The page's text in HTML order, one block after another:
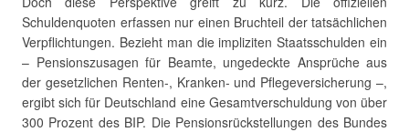
Schuldenquoten erfassen nur einen Bruchteil der tatsächlichen
Verpflichtungen. Bezieht man die impliziten Staatsschulden ein
– Pensionszusagen für Beamte, ungedeckte Ansprüche aus
der gesetzlichen Renten-, Kranken- und Pflegeversicherung –,
ergibt sich für Deutschland eine Gesamtverschuldung von über
300 Prozent des BIP. Die Pensionsrückstellungen des Bundes